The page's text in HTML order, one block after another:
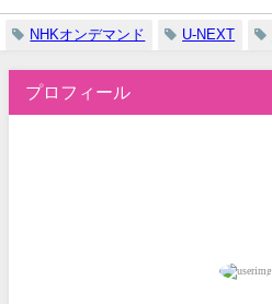
NHKオンデマンド U-NEXT
プロフィール